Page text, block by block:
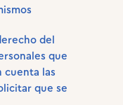
del
que
cuenta las
que se